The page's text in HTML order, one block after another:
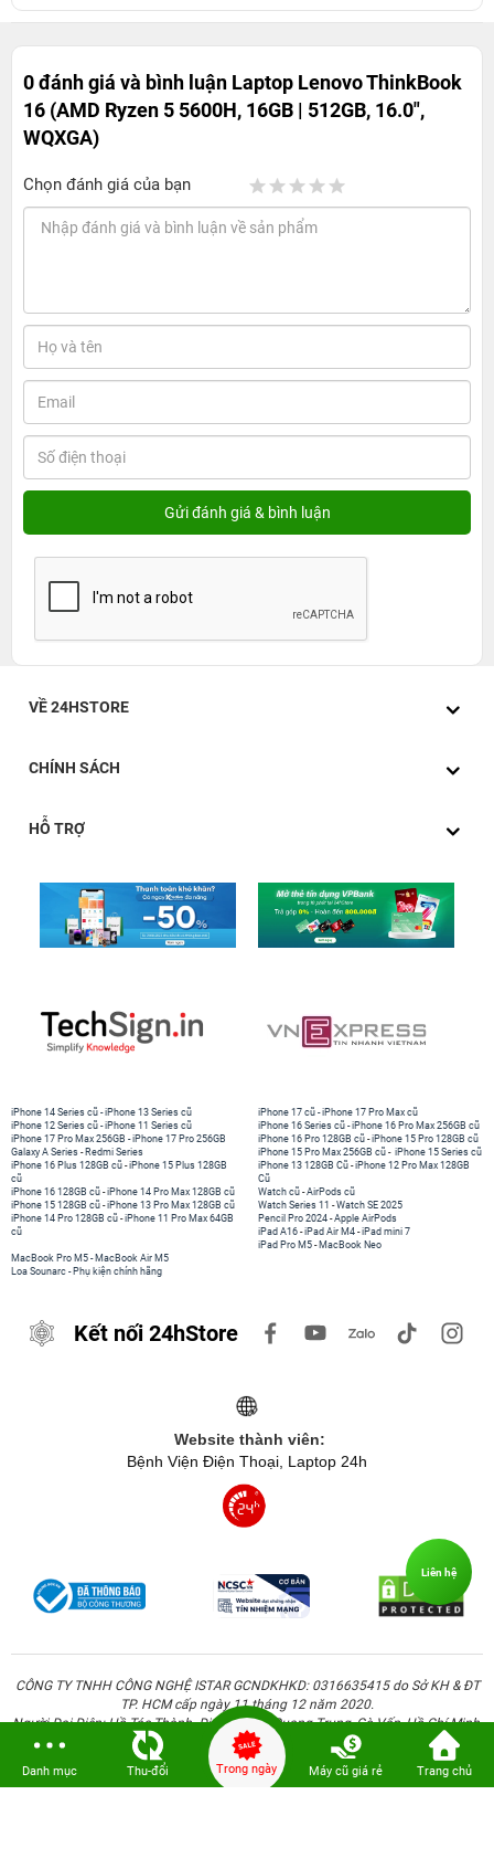
0 đánh giá và bình luận Laptop Lenovo ThinkBook
16 (AMD Ryzen 5 5600H, 16GB | 512GB, 16.0",
WQXGA)
Chọn đánh giá của bạn
VỀ 24HSTORE
CHÍNH SÁCH
HỖ TRỢ
iPhone 14 Series cũ -iPhone 13 Series cũ
iPhone 12 Series cũ -iPhone 11 Series cũ
iPhone 17 Pro Max 256GB -iPhone 17 Pro 256GB
Galaxy A Series - Redmi Series
iPhone 17 cũ -iPhone 17 Pro Max cũ
iPhone 16 Series cũ - iPhone 16 Pro Max 256GB cũ
iPhone 16 Pro 128GB cũ -iPhone 15 Pro 128GB cũ
iPhone 15 Pro Max 256GB cũ - iPhone 15 Series cũ
iPhone 16 Plus 128GB cũ -iPhone 15 Plus 128GB
cũ
iPhone 16 128GB cũ -iPhone 14 Pro Max 128GB cũ
iPhone 15 128GB cũ -iPhone 13 Pro Max 128GB cũ
iPhone 14 Pro 128GB cũ -iPhone 11 Pro Max 64GB
cũ
iPhone 13 128GB Cũ -iPhone 12 Pro Max 128GB
Cũ
Watch cũ -AirPods cũ
Watch Series 11 -Watch SE 2025
Pencil Pro 2024 -Apple AirPods
iPad A16 -iPad Air M4 -iPad mini 7
iPad Pro M5 - MacBook Neo
MacBook Pro M5 - MacBook Air M5
Loa Sounarc - Phụ kiện chính hãng
Kết nối 24hStore
Website thành viên:
Bệnh Viện Điện Thoại, Laptop 24h
CÔNG TY TNHH CÔNG NGHỆ ISTAR GCNDKHKD: 0316635415 do Sở KH & ĐT
TP. HCM cấp ngày 11 tháng 12 năm 2020.
Người Đại Diện: Hồ Tác Thành. Địa chỉ: 389 Quang Trung, Gò Vấp, Hồ Chí Minh.
Danh mục Thu-đổi Trong ngày Máy cũ giá rẻ Trang chủ
Liên hệ